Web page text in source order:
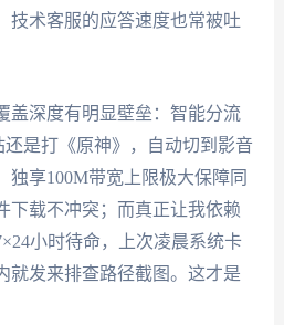
技术客服的应答速度也常被吐
盖深度有明显壁垒：智能分流
是打《原神》，自动切到影音
独享100M带宽上限极大保障同
下载不冲突；而真正让我依赖
小时待命，上次凌晨系统卡
就发来排查路径截图。这才是